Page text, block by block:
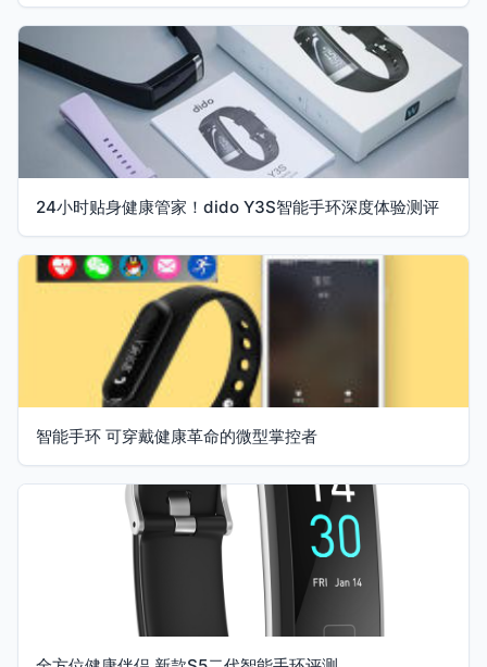
24小时贴身健康管家！dido Y3S智能手环深度体验测评
智能手环 可穿戴健康革命的微型掌控者